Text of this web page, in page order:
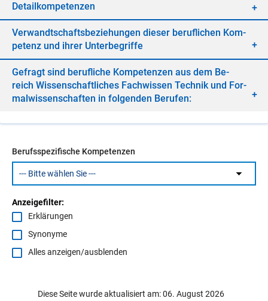
De­tail­kom­pe­ten­zen
Ver­wandt­schafts­be­zie­hun­gen die­ser be­ruf­li­chen Kom­
pe­tenz und ih­rer Un­ter­be­grif­fe
Ge­fragt sind be­ruf­li­che Kom­pe­ten­zen aus dem Be­
reich Wis­sen­schaft­li­ches Fach­wis­sen Tech­nik und For­
mal­wis­sen­schaf­ten in fol­gen­den Be­ru­fen:
Berufsspezifische Kompetenzen
Anzeigefilter:
Erklärungen
Synonyme
Alles anzeigen/ausblenden
Diese Seite wurde aktualisiert am: 06. August 2026